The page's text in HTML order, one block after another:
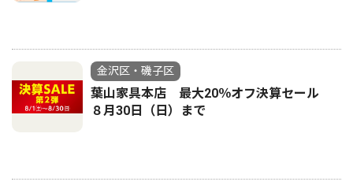
金沢区・磯子区
葉山家具本店 最大20％オフ決算セール
８月30日（日）まで